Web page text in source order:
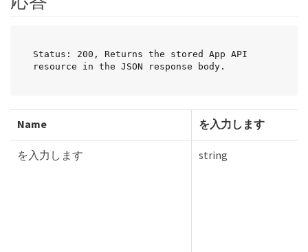
Status: 200, Returns the stored App API
resource in the JSON response body.
Name を入力します
を入力します string